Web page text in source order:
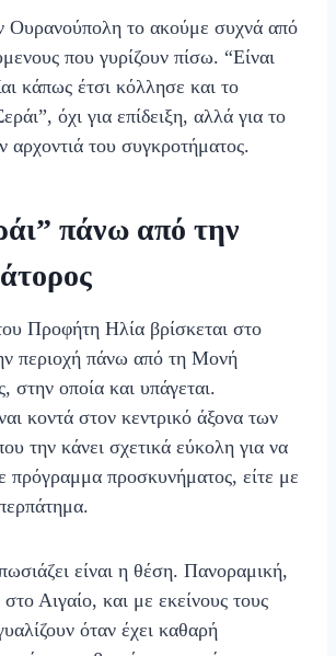
Ουρανούπολη το ακούμε συχνά από
που γυρίζουν πίσω. “Είναι
κάπως έτσι κόλλησε και το
όχι για επίδειξη, αλλά για το
αρχοντιά του συγκροτήματος.
πάνω από την
Προφήτη Ηλία βρίσκεται στο
περιοχή πάνω από τη Μονή
στην οποία και υπάγεται.
κοντά στον κεντρικό άξονα των
την κάνει σχετικά εύκολη για να
πρόγραμμα προσκυνήματος, είτε με
είναι η θέση. Πανοραμική,
Αιγαίο, και με εκείνους τους
όταν έχει καθαρή